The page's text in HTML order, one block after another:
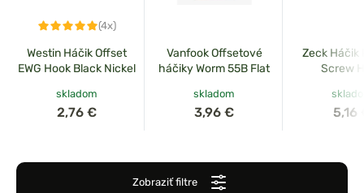
(4x)
Westin Háčik Offset
EWG Hook Black Nickel
skladom
2,76 €
Vanfook Offsetové
háčiky Worm 55B Flat
skladom
3,96 €
Zeck Háčik
Screw
5,16
Zobraziť filtre